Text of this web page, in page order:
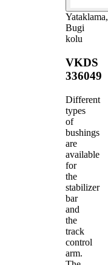
Yataklama,
Bugi
kolu
VKDS
336049
Different
types
of
bushings
are
available
for
the
stabilizer
bar
and
the
track
control
arm.